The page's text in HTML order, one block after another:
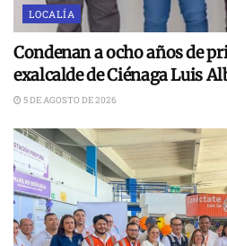
LOCALÍA
Condenan a ocho años de
exalcalde de Ciénaga Luis
5 DE AGOSTO DE 2026